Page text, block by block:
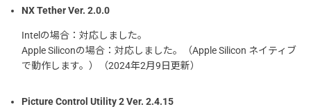
NX Tether Ver. 2.0.0
Intelの場合：対応しました。
Apple Siliconの場合：対応しました。（Apple Silicon ネイティブ
で動作します。）（2024年2月9日更新）
Picture Control Utility 2 Ver. 2.4.15